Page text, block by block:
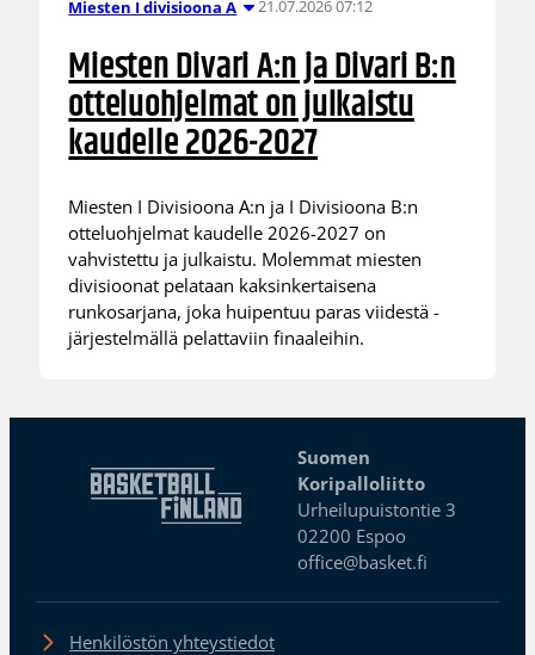
Miesten I divisioona A 21.07.2026 07:12
Miesten Divari A:n ja Divari B:n
otteluohjelmat on julkaistu
kaudelle 2026-2027
Miesten I Divisioona A:n ja I Divisioona B:n
otteluohjelmat kaudelle 2026-2027 on
vahvistettu ja julkaistu. Molemmat miesten
divisioonat pelataan kaksinkertaisena
runkosarjana, joka huipentuu paras viidestä -
järjestelmällä pelattaviin finaaleihin.
Suomen
Koripalloliitto
Urheilupuistontie 3
02200 Espoo
office@basket.fi
Henkilöstön yhteystiedot